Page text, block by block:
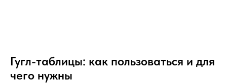
Гугл-таблицы: как пользоваться и для
чего нужны